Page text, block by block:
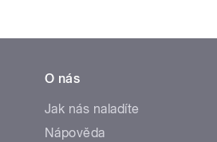
O nás
Jak nás naladíte
Nápověda